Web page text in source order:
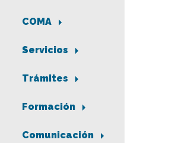
COMA
Servicios
Trámites
Formación
Comunicación